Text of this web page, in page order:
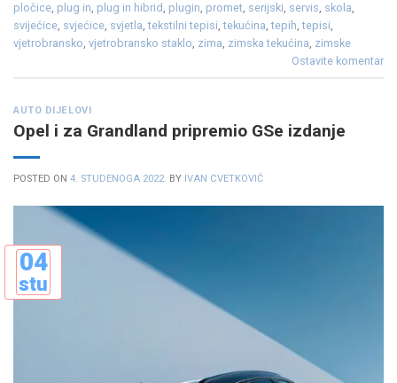
pločice, plug in, plug in hibrid, plugin, promet, serijski, servis, skola,
svijećice, svjećice, svjetla,tekstilni tepisi,tekućina,tepih,tepisi,
vjetrobransko, vjetrobransko staklo, zima, zimska tekućina, zimske
Ostavite komentar
AUTO DIJELOVI
Opel i za Grandland pripremio GSe izdanje
POSTED ON 4. STUDENOGA 2022. BY IVAN CVETKOVIĆ
04
stu